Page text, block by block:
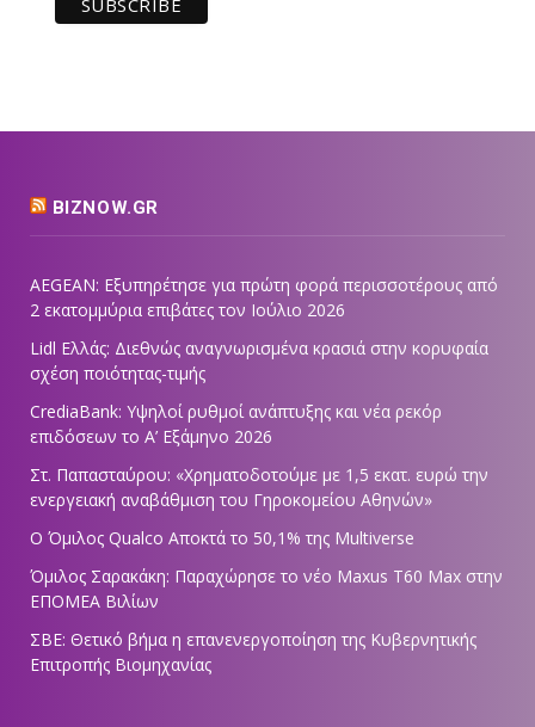
BIZNOW.GR
AEGEAN: Εξυπηρέτησε για πρώτη φορά περισσοτέρους από
2 εκατομμύρια επιβάτες τον Ιούλιο 2026
Lidl Ελλάς: Διεθνώς αναγνωρισμένα κρασιά στην κορυφαία
σχέση ποιότητας-τιμής
CrediaBank: Υψηλοί ρυθμοί ανάπτυξης και νέα ρεκόρ
επιδόσεων το Α’ Εξάμηνο 2026
Στ. Παπασταύρου: «Χρηματοδοτούμε με 1,5 εκατ. ευρώ την
ενεργειακή αναβάθμιση του Γηροκομείου Αθηνών»
Ο Όμιλος Qualco Αποκτά το 50,1% της Multiverse
Όμιλος Σαρακάκη: Παραχώρησε το νέο Maxus T60 Max στην
ΕΠΟΜΕΑ Βιλίων
ΣΒΕ: Θετικό βήμα η επανενεργοποίηση της Κυβερνητικής
Επιτροπής Βιομηχανίας